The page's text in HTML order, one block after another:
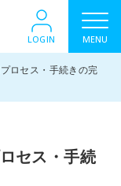
LOGIN MENU
ロセス・手続きの完
セス・手続